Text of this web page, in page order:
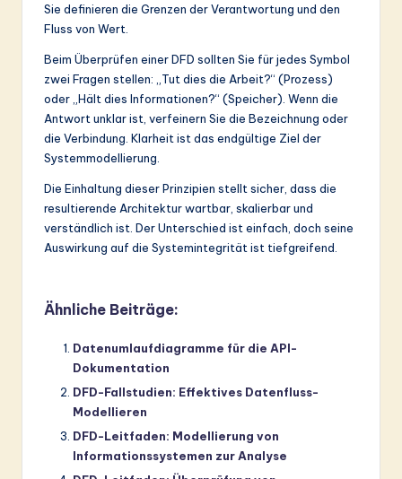
Sie definieren die Grenzen der Verantwortung und den
Fluss von Wert.
Beim Überprüfen einer DFD sollten Sie für jedes Symbol
zwei Fragen stellen: „Tut dies die Arbeit?“ (Prozess)
oder „Hält dies Informationen?“ (Speicher). Wenn die
Antwort unklar ist, verfeinern Sie die Bezeichnung oder
die Verbindung. Klarheit ist das endgültige Ziel der
Systemmodellierung.
Die Einhaltung dieser Prinzipien stellt sicher, dass die
resultierende Architektur wartbar, skalierbar und
verständlich ist. Der Unterschied ist einfach, doch seine
Auswirkung auf die Systemintegrität ist tiefgreifend.
Ähnliche Beiträge:
Datenumlaufdiagramme für die API-
Dokumentation
DFD-Fallstudien: Effektives Datenfluss-
Modellieren
DFD-Leitfaden: Modellierung von
Informationssystemen zur Analyse